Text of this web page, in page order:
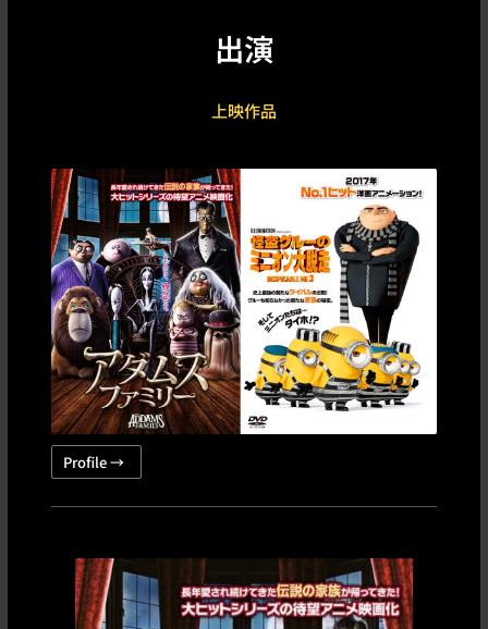
出演
上映作品
Profile →